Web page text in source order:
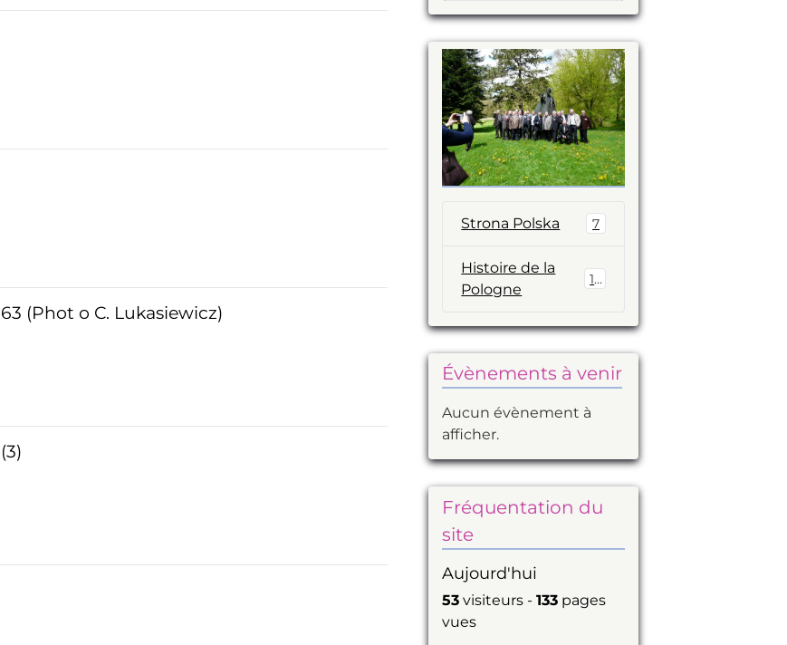
(Phot o C. Lukasiewicz)
Strona Polska 7
Histoire de la
Pologne
14
Évènements à venir
Aucun évènement à
afficher.
Fréquentation du
site
Aujourd'hui
53 visiteurs -133 pages
vues